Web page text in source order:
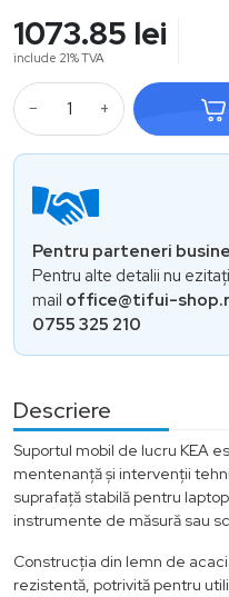
1073.85 lei
include 21% TVA
− +
Pentru parteneri
Pentru alte detalii nu
mail office@tifui-
0755 325 210
Descriere
Suportul mobil de lucru KEA
mentenanță și intervenții
suprafață stabilă pentru
instrumente de măsură sau
Construcția din lemn de
rezistentă, potrivită pentru